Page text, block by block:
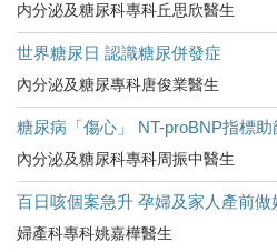
内分泌及糖尿科專科丘思欣醫生
世界糖尿日 認識糖尿併發症
內分泌及糖尿專科唐俊業醫生
糖尿病「傷心」 NT-proBNP指標
內分泌及糖尿科專科周振中醫生
百日咳個案急升 孕婦及家人產前做
婦產科專科姚嘉樺醫生